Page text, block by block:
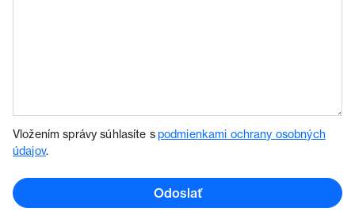
Vložením správy súhlasíte spodmienkami ochrany osobných
údajov.
Odoslať